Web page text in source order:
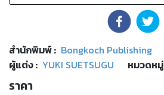
สำนักพิมพ์: Bongkoch Publishing
ผู้แต่ง : YUKI SUETSUGU หมวดหมู่
ราคา